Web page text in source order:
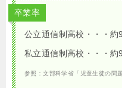
卒業率
公立通信制高校・・・約
私立通信制高校・・・約
参照：文部科学省「児童生徒の問